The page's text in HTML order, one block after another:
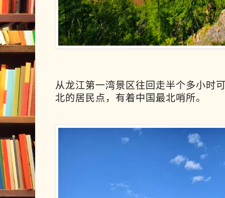
从龙江第一湾景区往回走半个多小时
北的居民点，有着中国最北哨所。